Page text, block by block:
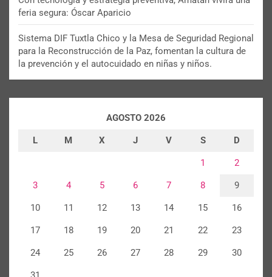
feria segura: Óscar Aparicio
Sistema DIF Tuxtla Chico y la Mesa de Seguridad Regional
para la Reconstrucción de la Paz, fomentan la cultura de
la prevención y el autocuidado en niñas y niños.
AGOSTO 2026
L M X J V S D
1 2
3 4 5 6 7 8 9
10 11 12 13 14 15 16
17 18 19 20 21 22 23
24 25 26 27 28 29 30